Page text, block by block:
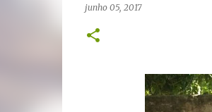
junho 05, 2017